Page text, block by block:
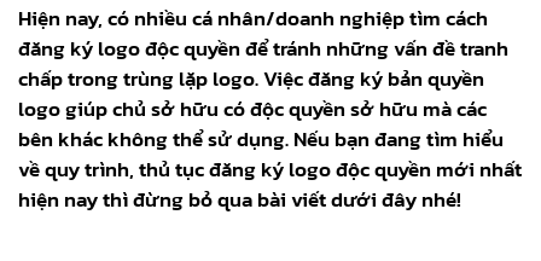
Hiện nay, có nhiều cá nhân/doanh nghiệp tìm cách
đăng ký logo độc quyền để tránh những vấn đề tranh
chấp trong trùng lặp logo. Việc đăng ký bản quyền
logo giúp chủ sở hữu có độc quyền sở hữu mà các
bên khác không thể sử dụng. Nếu bạn đang tìm hiểu
về quy trình, thủ tục đăng ký logo độc quyền mới nhất
hiện nay thì đừng bỏ qua bài viết dưới đây nhé!